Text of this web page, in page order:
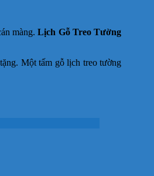
màng.Lịch Gỗ Treo Tường
Một tấm gỗ lịch treo tường